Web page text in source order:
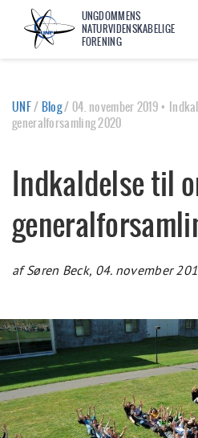
UNGDOMMENS
NATURVIDENSKABELIGE
FORENING
UNF/Blog/04. november 2019 •
generalforsamling 2020
Indkaldelse til
af Søren Beck, 04. november